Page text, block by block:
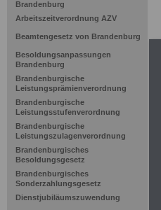
Brandenburg
Arbeitszeitverordnung AZV
Beamtengesetz von Brandenburg
Besoldungsanpassungen
Brandenburg
Brandenburgische
Leistungsprämienverordnung
Brandenburgische
Leistungsstufenverordnung
Brandenburgische
Leistungszulagenverordnung
Brandenburgisches
Besoldungsgesetz
Brandenburgisches
Sonderzahlungsgesetz
Dienstjubiläumszuwendung